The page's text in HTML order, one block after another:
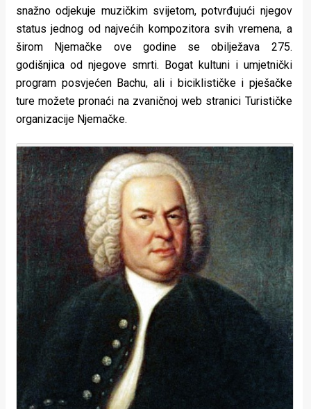
snažno odjekuje muzičkim svijetom, potvrđujući njegov
status jednog od najvećih kompozitora svih vremena, a
širom Njemačke ove godine se obilježava 275.
godišnjica od njegove smrti. Bogat kultuni i umjetnički
program posvjećen Bachu, ali i biciklističke i pješačke
ture možete pronaći na zvaničnoj web stranici Turističke
organizacije Njemačke.